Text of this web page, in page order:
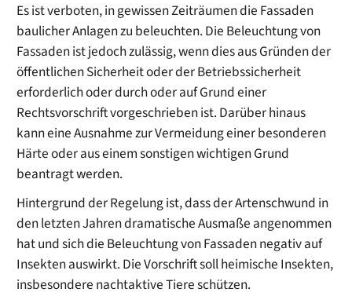
Es ist verboten, in gewissen Zeiträumen die Fassaden
baulicher Anlagen zu beleuchten. Die Beleuchtung von
Fassaden ist jedoch zulässig, wenn dies aus Gründen der
öffentlichen Sicherheit oder der Betriebssicherheit
erforderlich oder durch oder auf Grund einer
Rechtsvorschrift vorgeschrieben ist. Darüber hinaus
kann eine Ausnahme zur Vermeidung einer besonderen
Härte oder aus einem sonstigen wichtigen Grund
beantragt werden.
Hintergrund der Regelung ist, dass der Artenschwund in
den letzten Jahren dramatische Ausmaße angenommen
hat und sich die Beleuchtung von Fassaden negativ auf
Insekten auswirkt. Die Vorschrift soll heimische Insekten,
insbesondere nachtaktive Tiere schützen.